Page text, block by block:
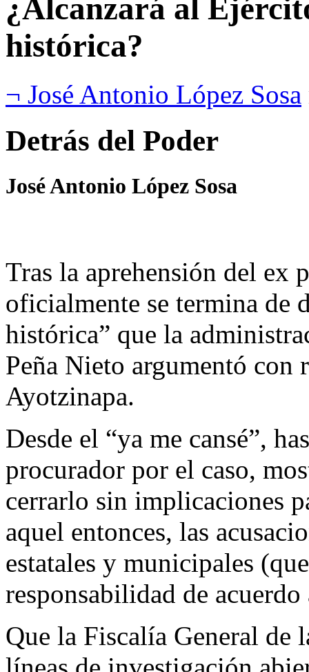
¿Alcanzará al
histórica?
¬ José Antonio López Sosa
Detrás del Poder
José Antonio López Sosa
Tras la aprehensión del ex
oficialmente se termina de
histórica” que la
Peña Nieto argumentó con
Ayotzinapa.
Desde el “ya me cansé”,
procurador por el caso,
cerrarlo sin implicaciones
aquel entonces, las
estatales y municipales
responsabilidad de
Que la Fiscalía General de